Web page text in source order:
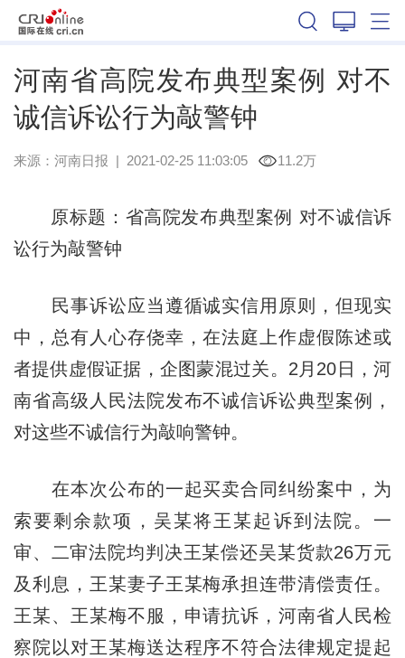
河南省高院发布典型案例 对不
诚信诉讼行为敲警钟
来源： 河南日报 | 2021-02-25 11:03:05 11.2万
原标题：省高院发布典型案例 对不诚信诉
讼行为敲警钟
民事诉讼应当遵循诚实信用原则，但现实
中，总有人心存侥幸，在法庭上作虚假陈述或
者提供虚假证据，企图蒙混过关。2月20日，河
南省高级人民法院发布不诚信诉讼典型案例，
对这些不诚信行为敲响警钟。
在本次公布的一起买卖合同纠纷案中，为
索要剩余款项，吴某将王某起诉到法院。一
审、二审法院均判决王某偿还吴某货款26万元
及利息，王某妻子王某梅承担连带清偿责任。
王某、王某梅不服，申请抗诉，河南省人民检
察院以对王某梅送达程序不符合法律规定提起